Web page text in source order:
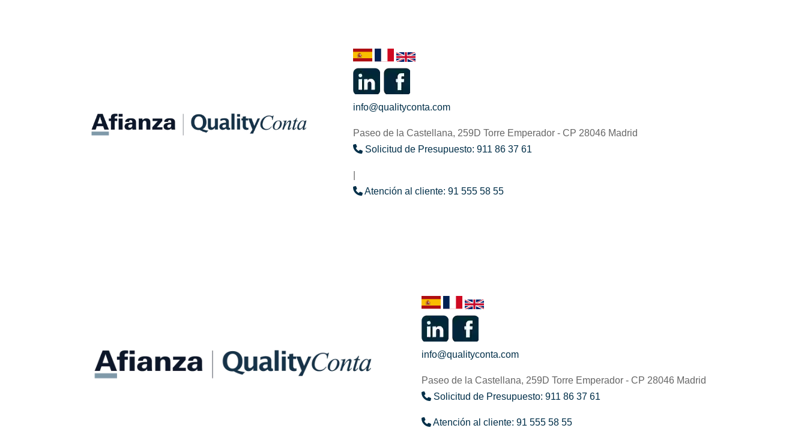
info@qualityconta.com
Paseo de la Castellana, 259D Torre Emperador - CP 28046 Madrid
Solicitud de Presupuesto: 911 86 37 61
Atención al cliente: 91 555 58 55
info@qualityconta.com
Paseo de la Castellana, 259D Torre Emperador - CP 28046 Madrid
Solicitud de Presupuesto: 911 86 37 61
Atención al cliente: 91 555 58 55